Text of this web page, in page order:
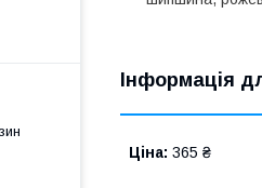
Інформація
Ціна: 365 ₴